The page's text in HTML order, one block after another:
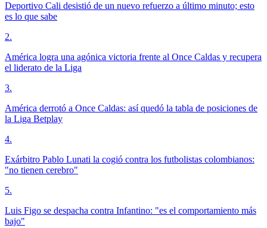
Deportivo Cali desistió de un nuevo refuerzo a último minuto; esto
es lo que sabe
2.
América logra una agónica victoria frente al Once Caldas y recupera
el liderato de la Liga
3.
América derrotó a Once Caldas: así quedó la tabla de posiciones de
la Liga Betplay
4.
Exárbitro Pablo Lunati la cogió contra los futbolistas colombianos:
"no tienen cerebro"
5.
Luis Figo se despacha contra Infantino: "es el comportamiento más
bajo"